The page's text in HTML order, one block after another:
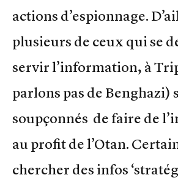
actions d’espionnage.
plusieurs de ceux qui se
servir l’information, à
parlons pas de Benghazi)
soupçonnés de faire de
au profit de l’Otan.
chercher des infos